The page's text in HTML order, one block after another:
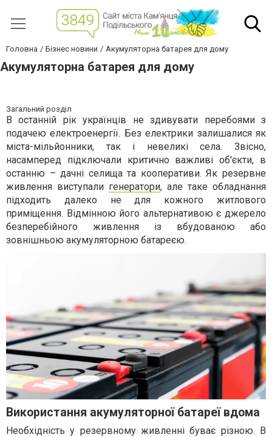
Головна Бізнес новини Акумуляторна батарея для дому
Акумуляторна батарея для дому
Загальний розділ
В останній рік українців не здивувати перебоями з
подачею електроенергії. Без електрики залишалися як
міста-мільйонники, так і невеликі села. Звісно,
насамперед підключали критично важливі об'єкти, в
останню – дачні селища та кооперативи. Як резервне
живлення виступали генератори, але таке обладнання
підходить далеко не для кожного житлового
приміщення. Відмінною його альтернативою є джерело
безперебійного живлення із вбудованою або
зовнішньою акумуляторною батареєю.
Використання акумуляторної батареї вдома
Необхідність у резервному живленні буває різною. В